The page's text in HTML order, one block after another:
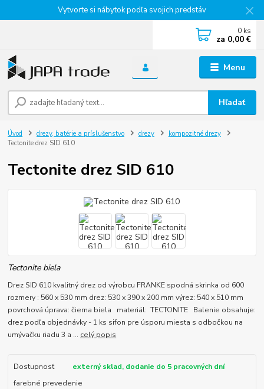
Vytvorte si nábytok podľa svojich predstáv
Menu
Hľadať
0 ks
za 0,00 €
Úvod drezy, batérie a príslušenstvo drezy
kompozitné drezy
Tectonite drez SID 610
Tectonite drez SID 610
Tectonite biela
Drez SID 610 kvalitný drez od výrobcu FRANKE spodná skrinka od 600
rozmery : 560 x 530 mm drez: 530 x 390 x 200 mm výrez: 540 x 510 mm
povrchová úprava: čierna biela materiál: TECTONITE Balenie obsahuje:
drez podľa objednávky - 1 ks sifon pre úsporu miesta s odbočkou na
umývačku riadu 3 a ... celý popis
Dostupnosť
externý sklad, dodanie do 5 pracovných dní
farebné prevedenie